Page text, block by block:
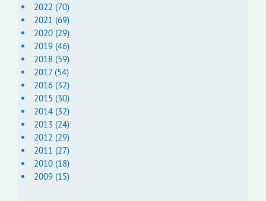
2022 (70)
2021 (69)
2020 (29)
2019 (46)
2018 (59)
2017 (54)
2016 (32)
2015 (30)
2014 (32)
2013 (24)
2012 (29)
2011 (27)
2010 (18)
2009 (15)